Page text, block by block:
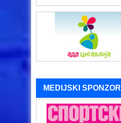
MEDIJSKI SPONZORI